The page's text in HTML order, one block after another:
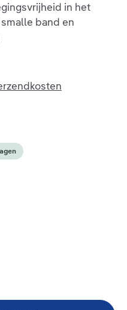
in het
band en
van 5 sterren